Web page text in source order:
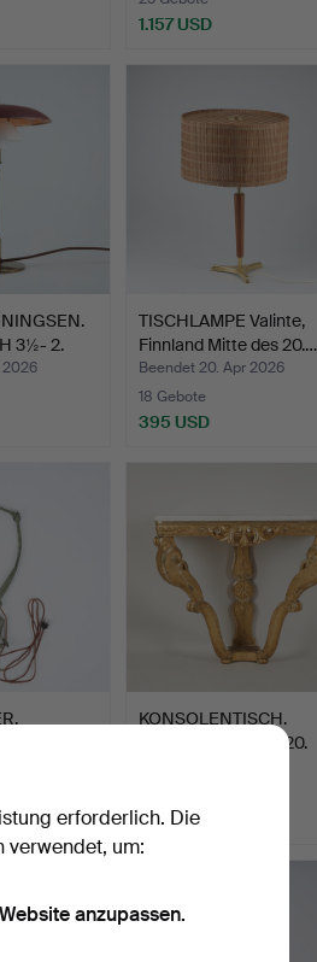
1.157 USD
3½- 2.
2026
TISCHLAMPE Valinte,
Finnland Mitte des 20.…
Beendet 20. Apr 2026
18 Gebote
395 USD
KONSOLENTISCH.
Empire-Stil, frühes 20.
116 USD
erforderlich. Die
verwendet, um:
anzupassen.